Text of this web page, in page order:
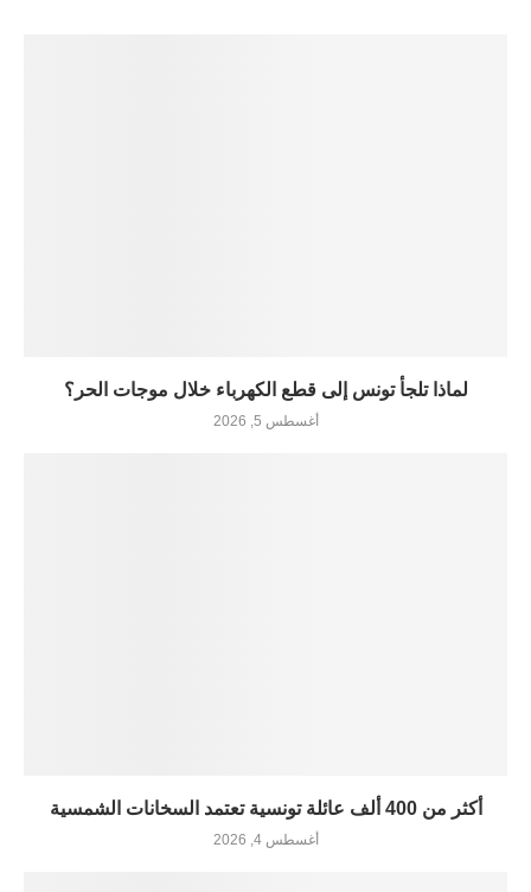
لماذا تلجأ تونس إلى قطع الكهرباء خلال موجات الحر؟
أغسطس 5, 2026
أكثر من 400 ألف عائلة تونسية تعتمد السخانات الشمسية
أغسطس 4, 2026